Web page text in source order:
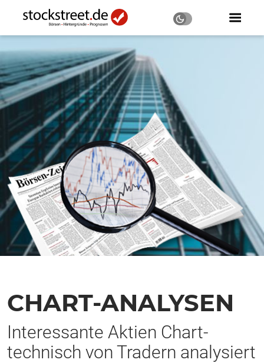
CHART-ANALYSEN
Interessante Aktien Chart-
technisch von Tradern analysiert